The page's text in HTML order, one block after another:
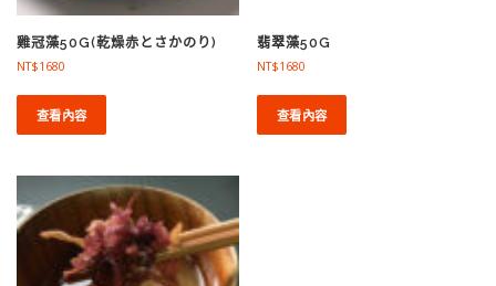
雞冠藻50G(乾燥赤とさかのり)
NT$1680
查看內容
翡翠藻50G
NT$1680
查看內容